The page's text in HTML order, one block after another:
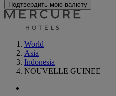
Подтвердить мою валюту
World
Asia
Indonesia
NOUVELLE GUINEE